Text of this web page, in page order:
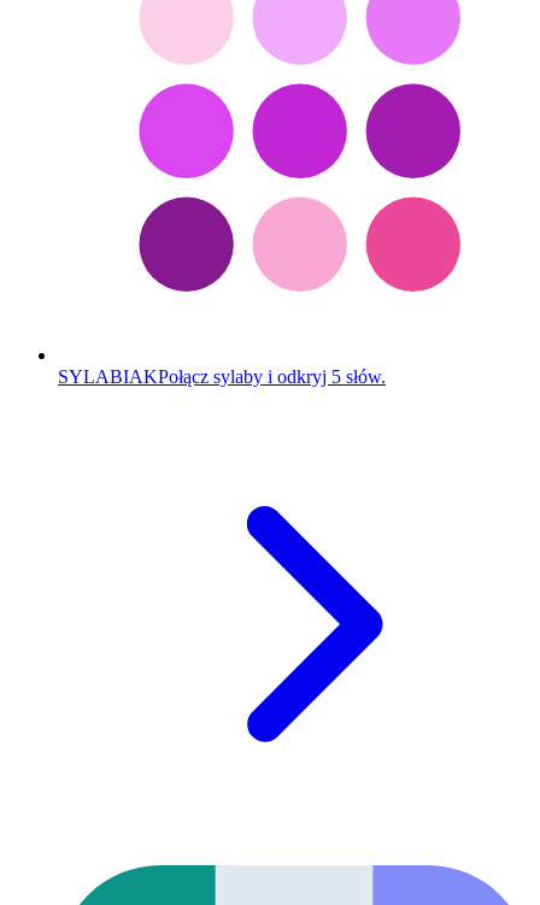
SYLABIAKPołącz sylaby i odkryj 5 słów.